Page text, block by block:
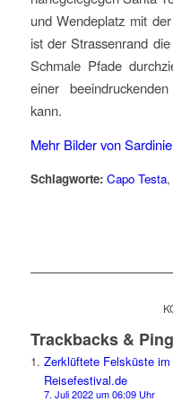
und Wendeplatz mit
ist der Strassenrand
Schmale Pfade
einer
kann.
Mehr Bilder von
Schlagworte: Capo Testa,
Trackbacks &
Zerklüftete Felsküste
Reisefestival.de
7. Juli 2022 um 06:09 Uhr